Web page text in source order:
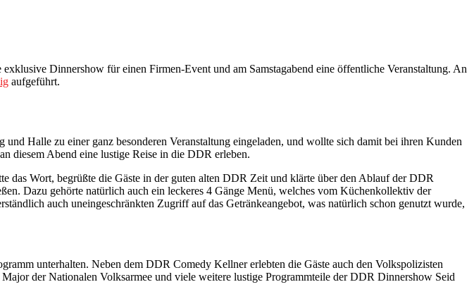
Dinnershow für einen Firmen-Event und am Samstagabend eine öffentliche Veranstaltung. An
aufgeführt.
Halle zu einer ganz besonderen Veranstaltung eingeladen, und wollte sich damit bei ihren Kunden
diesem Abend eine lustige Reise in die DDR erleben.
das Wort, begrüßte die Gäste in der guten alten DDR Zeit und klärte über den Ablauf der DDR
Dazu gehörte natürlich auch ein leckeres 4 Gänge Menü, welches vom Küchenkollektiv der
auch uneingeschränkten Zugriff auf das Getränkeangebot, was natürlich schon genutzt wurde,
unterhalten. Neben dem DDR Comedy Kellner erlebten die Gäste auch den Volkspolizisten
der Nationalen Volksarmee und viele weitere lustige Programmteile der DDR Dinnershow Seid